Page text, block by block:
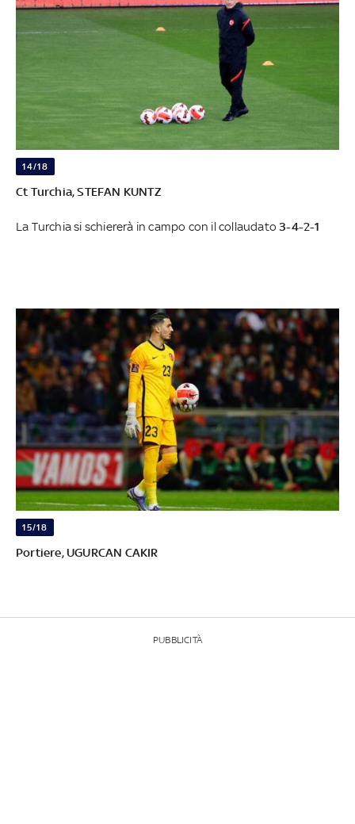
14/18
Ct Turchia, STEFAN KUNTZ
La Turchia si schiererà in campo con il collaudato3-4-2-1
15/18
Portiere, UGURCAN CAKIR
PUBBLICITÀ